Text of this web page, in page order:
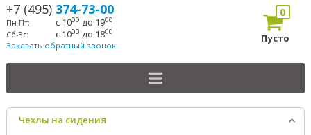
+7 (495) 374-73-00
Пн-Пт: с 1000 до 1900
Сб-Вс: с 1000 до 1800
Заказать обратный звонок
0
Пусто
Чехлы на сидения